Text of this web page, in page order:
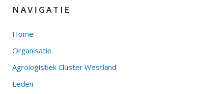
NAVIGATIE
Home
Organisatie
Agrologistiek Cluster Westland
Leden